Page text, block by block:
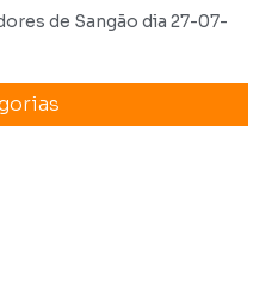
de Sangão dia 27-07-